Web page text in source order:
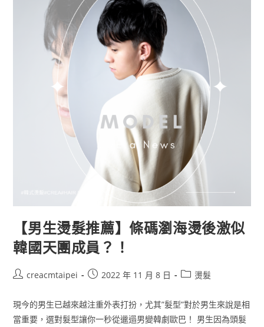
【男生燙髮推薦】條碼瀏海燙後激似
韓國天團成員？！
creacmtaipei 2022 年 11 月 8 日 燙髮
現今的男生已越來越注重外表打扮，尤其”髮型”對於男生來說是相
當重要，選對髮型讓你一秒從邋遢男變韓劇歐巴！ 男生因為頭髮